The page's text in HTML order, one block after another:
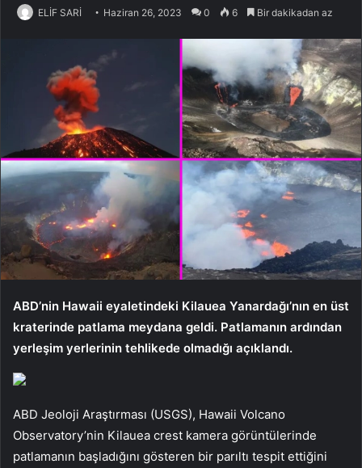
ELİF SARİ Haziran 26, 2023 0 6 Bir dakikadan az
ABD’nin Hawaii eyaletindeki Kilauea Yanardağı’nın en üst
kraterinde patlama meydana geldi. Patlamanın ardından
yerleşim yerlerinin tehlikede olmadığı açıklandı.
ABD Jeoloji Araştırması (USGS), Hawaii Volcano
Observatory’nin Kilauea crest kamera görüntülerinde
patlamanın başladığını gösteren bir parıltı tespit ettiğini